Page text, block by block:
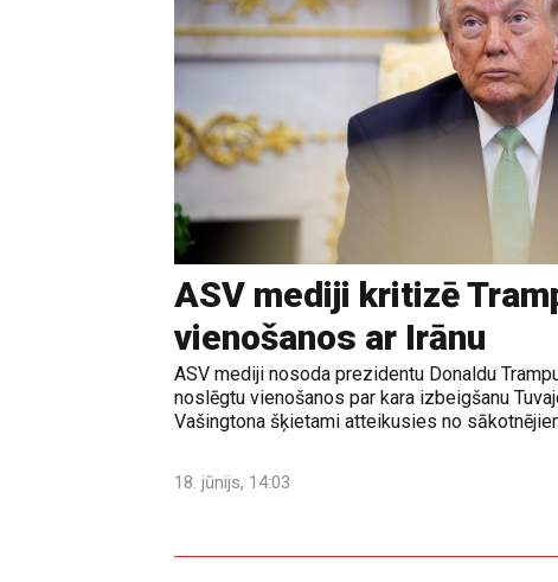
ASV mediji kritizē
vienošanos ar Irānu
ASV mediji nosoda prezidentu Donaldu
noslēgtu vienošanos par kara izbeigšanu
Vašingtona šķietami atteikusies no
18. jūnijs, 14:03